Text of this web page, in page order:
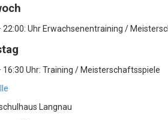
22:00: Uhr Erwachsenentraining /
16:30 Uhr: Training / Meisterschaftsspiele
Langnau